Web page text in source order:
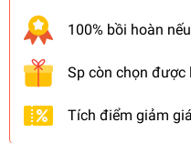
100% bồi hoàn
Sp còn chọn được
Tích điểm giảm